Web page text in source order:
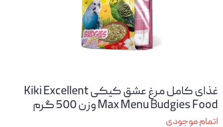
غذای کامل مرغ عشق کیکی Kiki Excellent
Max Menu Budgies Food وزن 500 گرم
اتمام موجودی